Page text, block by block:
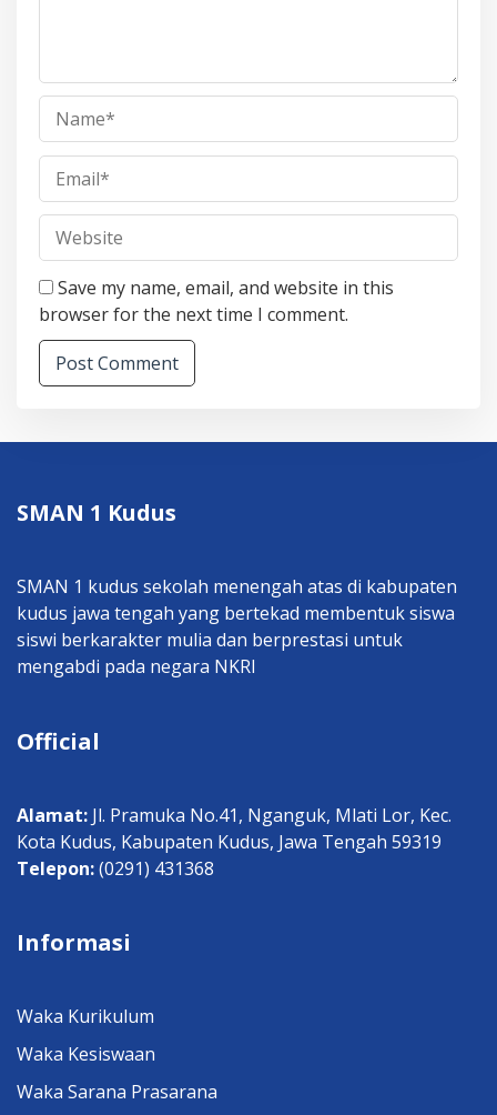
Save my name, email, and website in this
browser for the next time I comment.
SMAN 1 Kudus
SMAN 1 kudus sekolah menengah atas di kabupaten
kudus jawa tengah yang bertekad membentuk siswa
siswi berkarakter mulia dan berprestasi untuk
mengabdi pada negara NKRI
Official
Alamat: Jl. Pramuka No.41, Nganguk, Mlati Lor, Kec.
Kota Kudus, Kabupaten Kudus, Jawa Tengah 59319
Telepon:(0291) 431368
Informasi
Waka Kurikulum
Waka Kesiswaan
Waka Sarana Prasarana